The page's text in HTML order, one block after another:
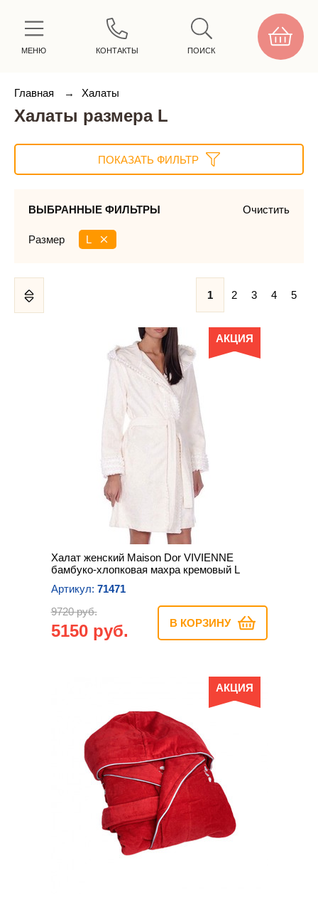
МЕНЮ КОНТАКТЫ ПОИСК
Главная → Халаты
Халаты размера L
ПОКАЗАТЬ ФИЛЬТР
ВЫБРАННЫЕ ФИЛЬТРЫ Очистить
Размер L
1 2 3 4 5
АКЦИЯ
Халат женский Maison Dor VIVIENNE
бамбуко-хлопковая махра кремовый L
Артикул: 71471
9720 руб.
5150 руб. В КОРЗИНУ
АКЦИЯ